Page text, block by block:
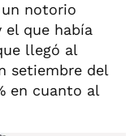
un notorio
el que había
llegó al
setiembre del
en cuanto al